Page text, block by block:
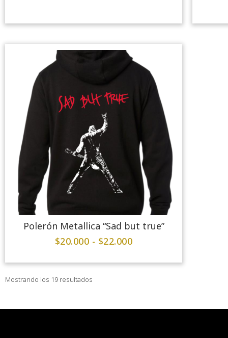
Polerón Metallica “Sad but true”
$20.000 - $22.000
Mostrando los 19 resultados